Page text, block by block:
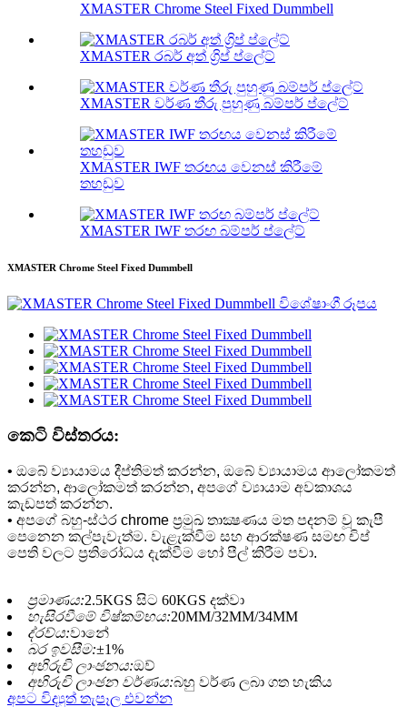
XMASTER Chrome Steel Fixed Dummbell
XMASTER රබර් අත් ග්‍රිප් ප්ලේට්
XMASTER වර්ණ තීරු පුහුණු බම්පර් ප්ලේට්
XMASTER IWF තරඟය වෙනස් කිරීමේ
තහඩුව
XMASTER IWF තරඟ බම්පර් ප්ලේට්
XMASTER Chrome Steel Fixed Dummbell
කෙටි විස්තරය:
• ඔබේ ව්‍යායාමය දීප්තිමත් කරන්න, ඔබේ ව්‍යායාමය ආලෝකමත්
කරන්න, ආලෝකමත් කරන්න, අපගේ ව්‍යායාම අවකාශය
කැඩපත් කරන්න.
• අපගේ බහු-ස්ථර chrome ප්‍රමුඛ තාක්‍ෂණය මත පදනම් වූ කැපී
පෙනෙන කල්පැවැත්ම. වැළැක්වීම සහ ආරක්ෂණ සමඟ චිප්
පෙති වලට ප්‍රතිරෝධය දැක්වීම හෝ පීල් කිරීම පවා.
ප්‍රමාණය:2.5KGS සිට 60KGS දක්වා
හැසිරවීමේ විෂ්කම්භය:20MM/32MM/34MM
ද්රව්ය:වානේ
බර ඉවසීම:±1%
අභිරුචි ලාංඡනය:ඔව්
අභිරුචි ලාංඡන වර්ණය:බහු වර්ණ ලබා ගත හැකිය
අපට විද්‍යුත් තැපෑල එවන්න